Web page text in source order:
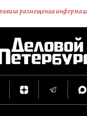
размещения